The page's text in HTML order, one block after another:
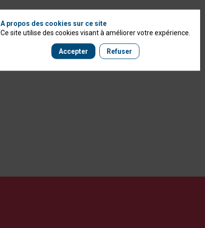
A propos des cookies sur ce site
Ce site utilise des cookies visant à améliorer votre expérience.
Accepter Refuser